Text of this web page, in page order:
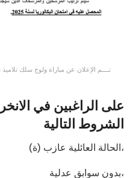
تــــم الإعلان عن مباراة ولوج سلك تلاميذ
على الراغبين في
الشروط التالية
الحالة العائلية عازب (ة)،
بدون سوابق عدلية،